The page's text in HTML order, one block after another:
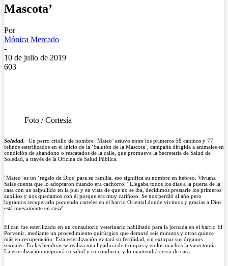
Mascota’
Por
Mónica Mercado
-
10 de julio de 2019
603
Foto / Cortesía
Soledad.- Un perro criollo de nombre ‘Mateo’ estuvo entre los primeros 58 caninos y 77
felinos esterilizados en el inicio de la ‘Salutón de la Mascota’, campaña dirigida a animales en
condición de abandono o rescatados de la calle, que promueve la Secretaría de Salud de
Soledad, a través de la Oficina de Salud Pública.
‘Mateo’ es un ‘regalo de Dios’ para su familia, eso significa su nombre en hebreo. Viviana
Salas cuenta que lo adoptaron cuando era cachorro: “Llegaba todos los días a la puerta de la
casa con un salpullido en la piel y en vista de que no se iba, decidimos prestarle los primeros
auxilios y nos quedamos con él porque era muy cariñoso. Se nos perdió al año pero
logramos recuperarlo poniendo carteles en el barrio Oriental donde vivimos y gracias a Dios
está nuevamente en casa”.
El can fue esterilizado en un consultorio veterinario habilitado para la jornada en el barrio El
Porvenir, mediante un procedimiento quirúrgico que demoró seis minutos y otros quince
más en recuperación. Esta esterilización evitará su fertilidad, sin extirpar sus órganos
sexuales. En las hembras se realiza una ligadura de trompas y en los machos la vasectomía.
La esterilización mejorará su salud y su conducta, y lo mantendrá cerca de casa.